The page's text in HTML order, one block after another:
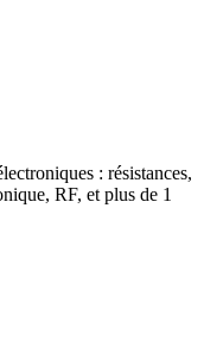
: résistances,
RF, et plus de 1